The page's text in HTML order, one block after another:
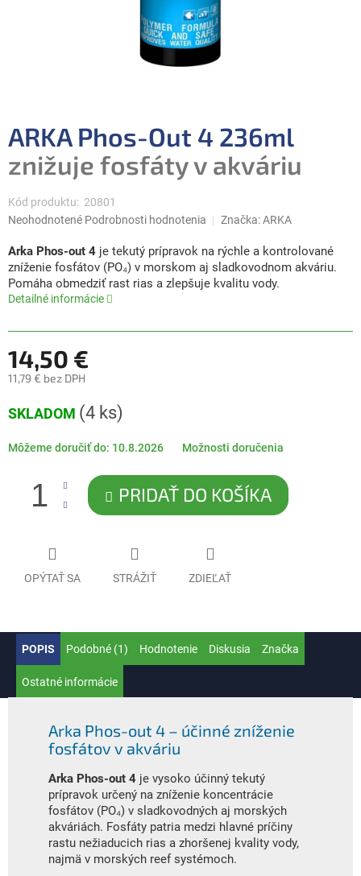
ARKA Phos-Out 4 236ml
znižuje fosfáty v akváriu
Kód produktu: 20801
Priemerné
produktu
je
0,0
z
Neohodnotené Podrobnosti hodnotenia Značka:ARKA
Arka Phos-out 4 je tekutý prípravok na rýchle a kontrolované
zníženie fosfátov (PO₄) v morskom aj sladkovodnom akváriu.
Pomáha obmedziť rast rias a zlepšuje kvalitu vody.
Detailné informácie
14,50 €
11,79 € bez DPH
cena:
SKLADOM (4 ks)
Môžeme doručiť do: 10.8.2026 Možnosti doručenia
PRIDAŤ DO KOŠÍKA
OPÝTAŤ SA STRÁŽIŤ ZDIEĽAŤ
POPIS Podobné (1) Hodnotenie Diskusia Značka
Ostatné informácie
Arka Phos-out 4 – účinné zníženie
fosfátov v akváriu
Arka Phos-out 4 je vysoko účinný tekutý
prípravok určený na zníženie koncentrácie
fosfátov (PO₄) v sladkovodných aj morských
akváriách. Fosfáty patria medzi hlavné príčiny
rastu nežiaducich rias a zhoršenej kvality vody,
najmä v morských reef systémoch.